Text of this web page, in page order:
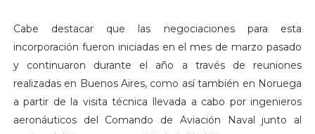
Cabe destacar que las negociaciones para esta
incorporación fueron iniciadas en el mes de marzo pasado
y continuaron durante el año a través de reuniones
realizadas en Buenos Aires, como así también en Noruega
a partir de la visita técnica llevada a cabo por ingenieros
aeronáuticos del Comando de Aviación Naval junto al